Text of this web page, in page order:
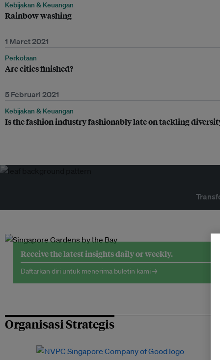
Kebijakan & Keuangan
Rainbow washing
1 Maret 2021
Perkotaan
Are cities finished?
5 Februari 2021
Kebijakan & Keuangan
Is the fashion industry fashionably late on tackling
Receive the latest insights daily or weekly.
Daftarkan diri untuk menerima buletin kami →
Organisasi Strategis